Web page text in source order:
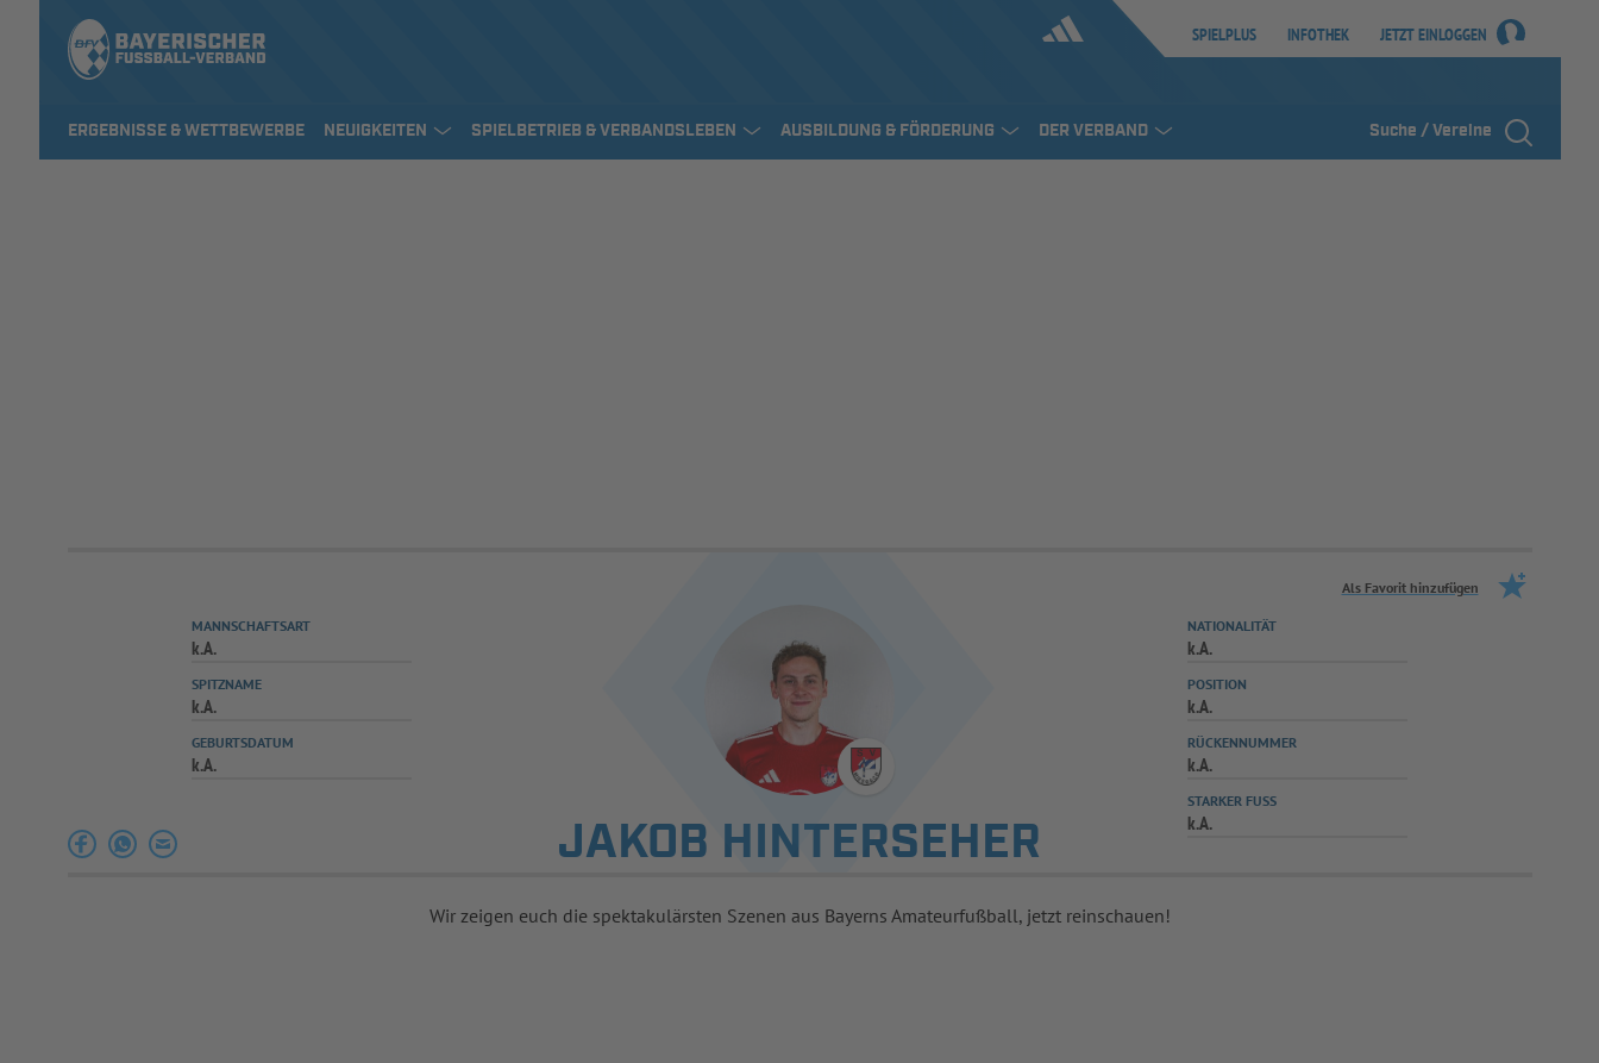
SPIELPLUS INFOTHEK JETZT EINLOGGEN
ERGEBNISSE & WETTBEWERBE NEUIGKEITEN SPIELBETRIEB & VERBANDSLEBEN AUSBILDUNG & FÖRDERUNG DER VERBAND Suche / Vereine
Als Favorit hinzufügen
JAKOB HINTERSEHER
MANNSCHAFTSART
k.A.
SPITZNAME
k.A.
GEBURTSDATUM
k.A.
NATIONALITÄT
k.A.
POSITION
k.A.
RÜCKENNUMMER
k.A.
STARKER FUSS
k.A.
Wir zeigen euch die spektakulärsten Szenen aus Bayerns Amateurfußball, jetzt reinschauen!